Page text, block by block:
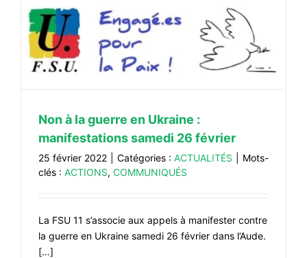
Non à la guerre en Ukraine :
manifestations samedi 26 février
25 février 2022 Catégories : ACTUALITÉS
Mots-
clés : ACTIONS, COMMUNIQUÉS
La FSU 11 s’associe aux appels à manifester contre
la guerre en Ukraine samedi 26 février dans l’Aude.
[…]